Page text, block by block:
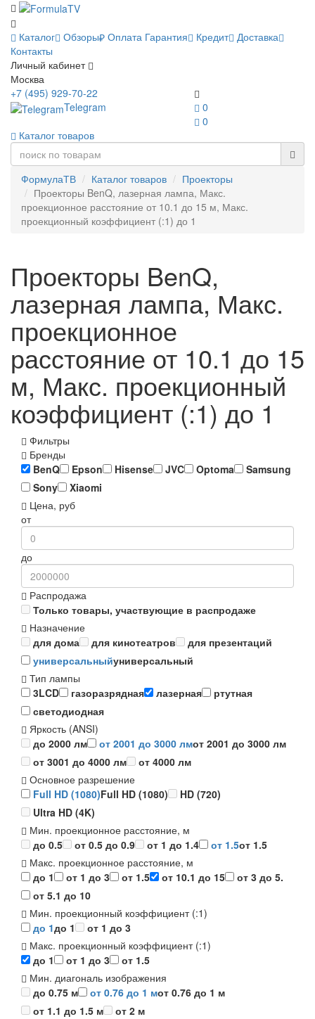
Каталог Обзоры Оплата Гарантия Кредит Доставка
Контакты
Личный кабинет
Москва
0
0
+7 (495) 929-70-22
Telegram
Каталог товаров
ФормулаТВ Каталог товаров
Проекторы
Проекторы BenQ, лазерная лампа, Макс.
проекционное расстояние от 10.1 до 15 м, Макс.
проекционный коэффициент (:1) до 1
Проекторы BenQ,
лазерная лампа, Макс.
проекционное
расстояние от 10.1 до 15
м, Макс. проекционный
коэффициент (:1) до 1
Фильтры
Бренды
BenQ
Epson Hisense JVC Optoma
Samsung
Sony
Xiaomi
Цена, руб
от
до
Распродажа
Только товары, участвующие в распродаже
Назначение
для дома
для кинотеатров
для презентаций
универсальныйуниверсальный
Тип лампы
3LCD
газоразрядная лазерная
ртутная
светодиодная
Яркость (ANSI)
до 2000 лм
от 2001 до 3000 лмот 2001 до 3000 лм
от 3001 до 4000 лм
от 4000 лм
Основное разрешение
Full HD (1080)Full HD (1080)
HD (720)
Ultra HD (4K)
Мин. проекционное расстояние, м
до 0.5
от 0.5 до 0.9 от 1 до 1.4 от 1.5от 1.5
Макс. проекционное расстояние, м
до 1
от 1 до 3 от 1.5 от 10.1 до 15
от 3 до 5.
от 5.1 до 10
Мин. проекционный коэффициент (:1)
до 1до 1
от 1 до 3
Макс. проекционный коэффициент (:1)
до 1
от 1 до 3
от 1.5
Мин. диагональ изображения
до 0.75 м
от 0.76 до 1 мот 0.76 до 1 м
от 1.1 до 1.5 м
от 2 м